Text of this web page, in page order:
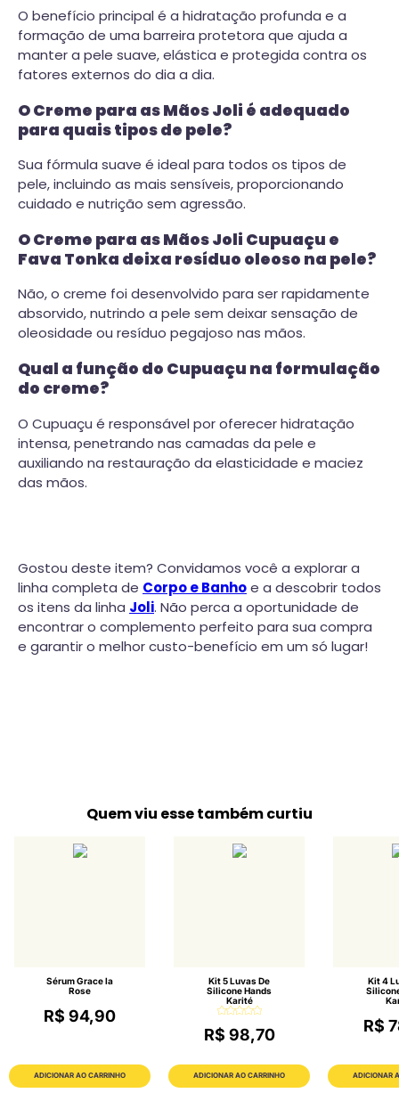
O benefício principal é a hidratação profunda e a
formação de uma barreira protetora que ajuda a
manter a pele suave, elástica e protegida contra os
fatores externos do dia a dia.
O Creme para as Mãos Joli é adequado
para quais tipos de pele?
Sua fórmula suave é ideal para todos os tipos de
pele, incluindo as mais sensíveis, proporcionando
cuidado e nutrição sem agressão.
O Creme para as Mãos Joli Cupuaçu e
Fava Tonka deixa resíduo oleoso na pele?
Não, o creme foi desenvolvido para ser rapidamente
absorvido, nutrindo a pele sem deixar sensação de
oleosidade ou resíduo pegajoso nas mãos.
Qual a função do Cupuaçu na formulação
do creme?
O Cupuaçu é responsável por oferecer hidratação
intensa, penetrando nas camadas da pele e
auxiliando na restauração da elasticidade e maciez
das mãos.
Gostou deste item? Convidamos você a explorar a
linha completa de Corpo e Banhoe a descobrir todos
os itens da linha Joli. Não perca a oportunidade de
encontrar o complemento perfeito para sua compra
e garantir o melhor custo-benefício em um só lugar!
Quem viu esse também curtiu
Sérum Grace la
Rose
R$ 94,90
ADICIONAR AO CARRINHO
Kit 5 Luvas De
Silicone Hands
Karité
R$ 98,70
ADICIONAR AO CARRINHO
Kit 4
R$
ADICIONAR